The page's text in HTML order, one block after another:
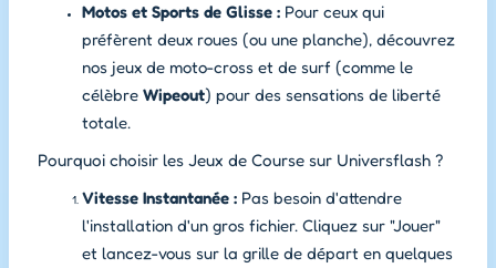
Motos et Sports de Glisse : Pour ceux qui
préfèrent deux roues (ou une planche), découvrez
nos jeux de moto-cross et de surf (comme le
célèbre Wipeout) pour des sensations de liberté
totale.
Pourquoi choisir les Jeux de Course sur Universflash ?
Vitesse Instantanée : Pas besoin d'attendre
l'installation d'un gros fichier. Cliquez sur "Jouer"
et lancez-vous sur la grille de départ en quelques